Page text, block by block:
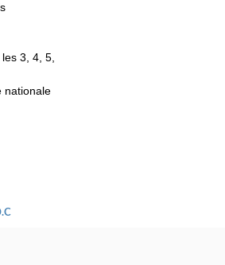
3, 4, 5,
nationale